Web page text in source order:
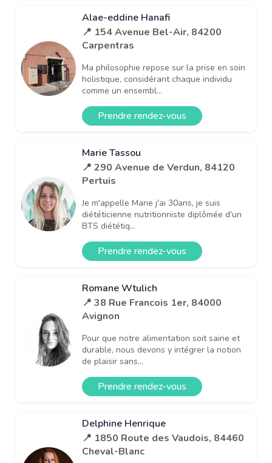
Alae-eddine Hanafi
📍 154 Avenue Bel-Air, 84200
Carpentras
Ma philosophie repose sur la prise en soin
holistique, considérant chaque individu
comme un ensembl...
Prendre rendez-vous
Marie Tassou
📍 290 Avenue de Verdun, 84120
Pertuis
Je m'appelle Marie j'ai 30ans, je suis
diététicienne nutritionniste diplômée d'un
BTS diététiq...
Prendre rendez-vous
Romane Wtulich
📍 38 Rue Francois 1er, 84000
Avignon
Pour que notre alimentation soit saine et
durable, nous devons y intégrer la notion
de plaisir sans...
Prendre rendez-vous
Delphine Henrique
📍 1850 Route des Vaudois, 84460
Cheval-Blanc